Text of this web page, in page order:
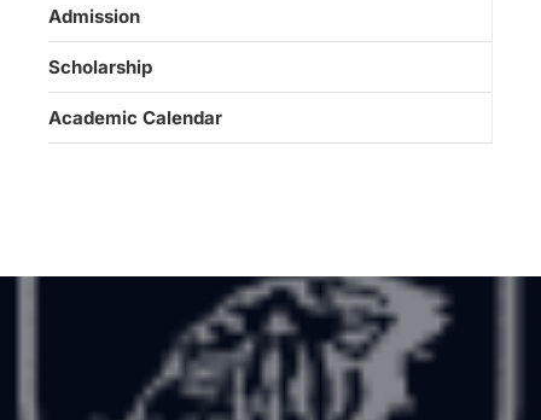
Admission
Scholarship
Academic Calendar